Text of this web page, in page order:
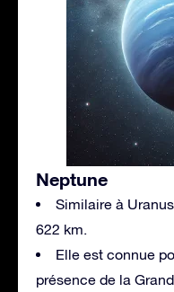
Neptune
Similaire à
622 km.
Elle est connue
présence de la